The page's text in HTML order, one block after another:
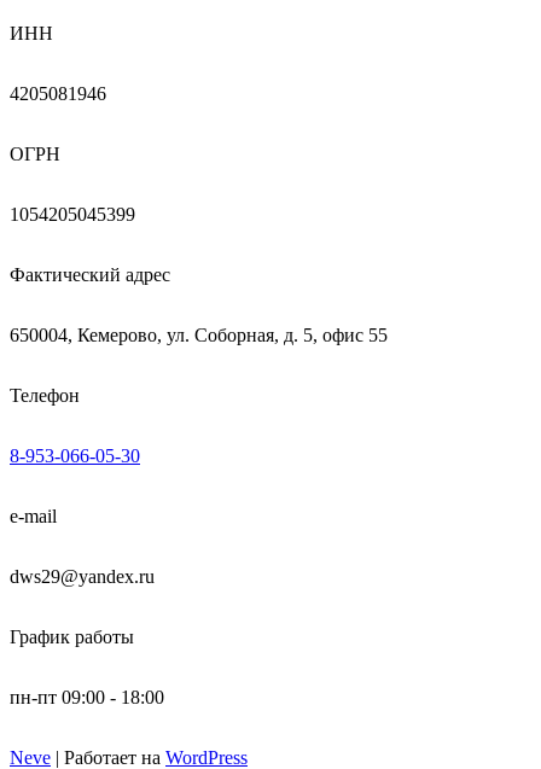
ИНН
4205081946
ОГРН
1054205045399
Фактический адрес
650004, Кемерово, ул. Соборная, д. 5, офис 55
Телефон
8-953-066-05-30
e-mail
dws29@yandex.ru
График работы
пн-пт 09:00 - 18:00
Neve | Работает на WordPress